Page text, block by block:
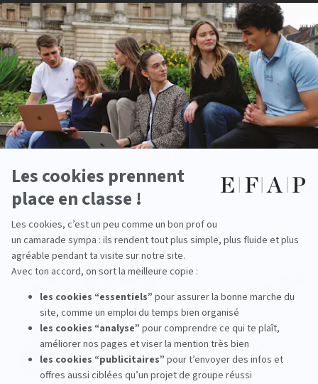
interning at Manucurist
read more